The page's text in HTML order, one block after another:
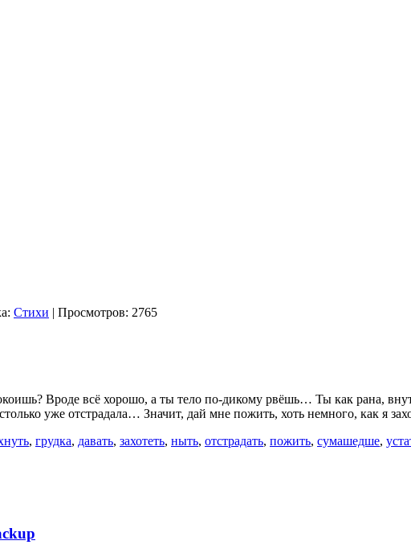
Стихи | Просмотров: 2765
Вроде всё хорошо, а ты тело по-дикому рвёшь… Ты как рана,
уже отстрадала… Значит, дай мне пожить, хоть немного, как я
, грудка, давать, захотеть, ныть, отстрадать, пожить, сумашедше,